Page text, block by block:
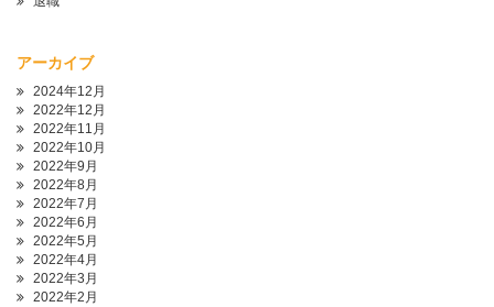
アーカイブ
2024年12月
2022年12月
2022年11月
2022年10月
2022年9月
2022年8月
2022年7月
2022年6月
2022年5月
2022年4月
2022年3月
2022年2月